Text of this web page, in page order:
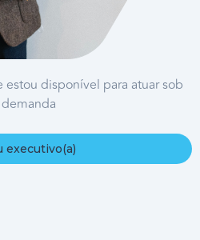
estou disponível para atuar sob
demanda
executivo(a)